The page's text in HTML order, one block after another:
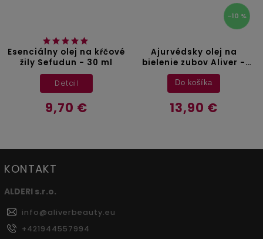
Esenciálny olej na kŕčové
žily Sefudun - 30 ml
9,70 €
Detail
–10 %
Ajurvédsky olej na
bielenie zubov Aliver -
237 ml
13,90 €
Do košíka
KONTAKT
ALDERI s.r.o.
info@aliverbeauty.eu
+421944557994